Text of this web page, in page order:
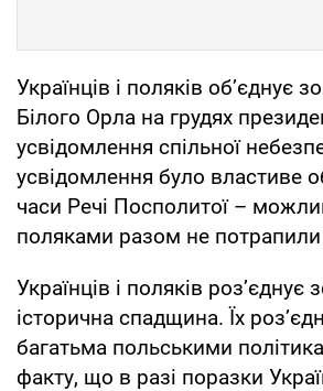
Українців і поляків об’єднує
Білого Орла на грудях
усвідомлення спільної
усвідомлення було властиве
часи Речі Посполитої –
поляками разом не
Українців і поляків роз’єднує
історична спадщина. Їх
багатьма польськими
факту, що в разі поразки